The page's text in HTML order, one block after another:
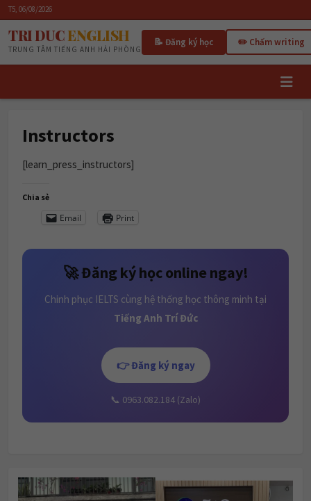
T5, 06/08/2026
TRI DUCENGLISH
TRUNG TÂM TIẾNG ANH HẢI PHÒNG
📝 Đăng ký học ✏️ Chấm writing
Instructors
[learn_press_instructors]
Chia sẻ
Email Print
🚀 Đăng ký học online ngay!
Chinh phục IELTS cùng hệ thống học thông minh tại
Tiếng Anh Trí Đức
👉 Đăng ký ngay
📞 0963.082.184 (Zalo)